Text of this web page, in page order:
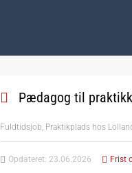
Pædagog til
Fuldtidsjob, Praktikplads hos
Opdateret: 23.06.2026 Frist